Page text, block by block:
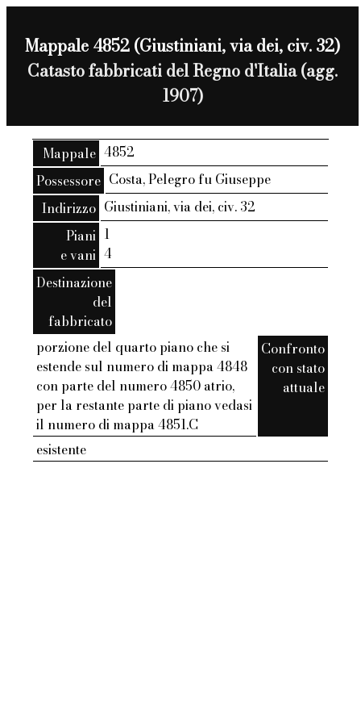
Mappale 4852 (Giustiniani, via dei, civ. 32)
Catasto fabbricati del Regno d'Italia (agg.
1907)
Mappale 4852
Possessore Costa, Pelegro fu Giuseppe
Indirizzo Giustiniani, via dei, civ. 32
Piani
e vani
1
4
Destinazione
del
fabbricato
porzione del quarto piano che si
estende sul numero di mappa 4848
con parte del numero 4850 atrio,
per la restante parte di piano vedasi
il numero di mappa 4851.C
Confronto
con stato
attuale
esistente